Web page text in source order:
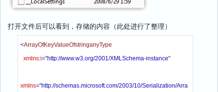
打开文件后可以看到，存储的内容（此处进行了整理）
<ArrayOfKeyValueOfstringanyType
xmlns:i="http://www.w3.org/2001/XMLSchema-instance"
xmlns="http://schemas.microsoft.com/2003/10/Serialization/Arra